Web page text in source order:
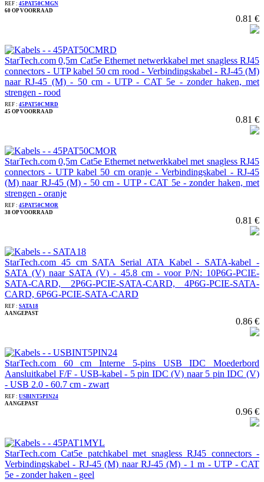
REF : 45PAT50CMGN
60 OP VOORRAAD
0.81 €
StarTech.com 0,5m Cat5e Ethernet netwerkkabel met snagless RJ45
connectors - UTP kabel 50 cm rood - Verbindingskabel - RJ-45 (M)
naar RJ-45 (M) - 50 cm - UTP - CAT 5e - zonder haken, met
strengen - rood
REF : 45PAT50CMRD
45 OP VOORRAAD
0.81 €
StarTech.com 0,5m Cat5e Ethernet netwerkkabel met snagless RJ45
connectors - UTP kabel 50 cm oranje - Verbindingskabel - RJ-45
(M) naar RJ-45 (M) - 50 cm - UTP - CAT 5e - zonder haken, met
strengen - oranje
REF : 45PAT50CMOR
38 OP VOORRAAD
0.81 €
StarTech.com 45 cm SATA Serial ATA Kabel - SATA-kabel -
SATA (V) naar SATA (V) - 45.8 cm - voor P/N: 10P6G-PCIE-
SATA-CARD, 2P6G-PCIE-SATA-CARD, 4P6G-PCIE-SATA-
CARD, 6P6G-PCIE-SATA-CARD
REF : SATA18
AANGEPAST
0.86 €
StarTech.com 60 cm Interne 5-pins USB IDC Moederbord
Aansluitkabel F/F - USB-kabel - 5 pin IDC (V) naar 5 pin IDC (V)
- USB 2.0 - 60.7 cm - zwart
REF : USBINT5PIN24
AANGEPAST
0.96 €
StarTech.com Cat5e patchkabel met snagless RJ45 connectors -
Verbindingskabel - RJ-45 (M) naar RJ-45 (M) - 1 m - UTP - CAT
5e - zonder haken - geel